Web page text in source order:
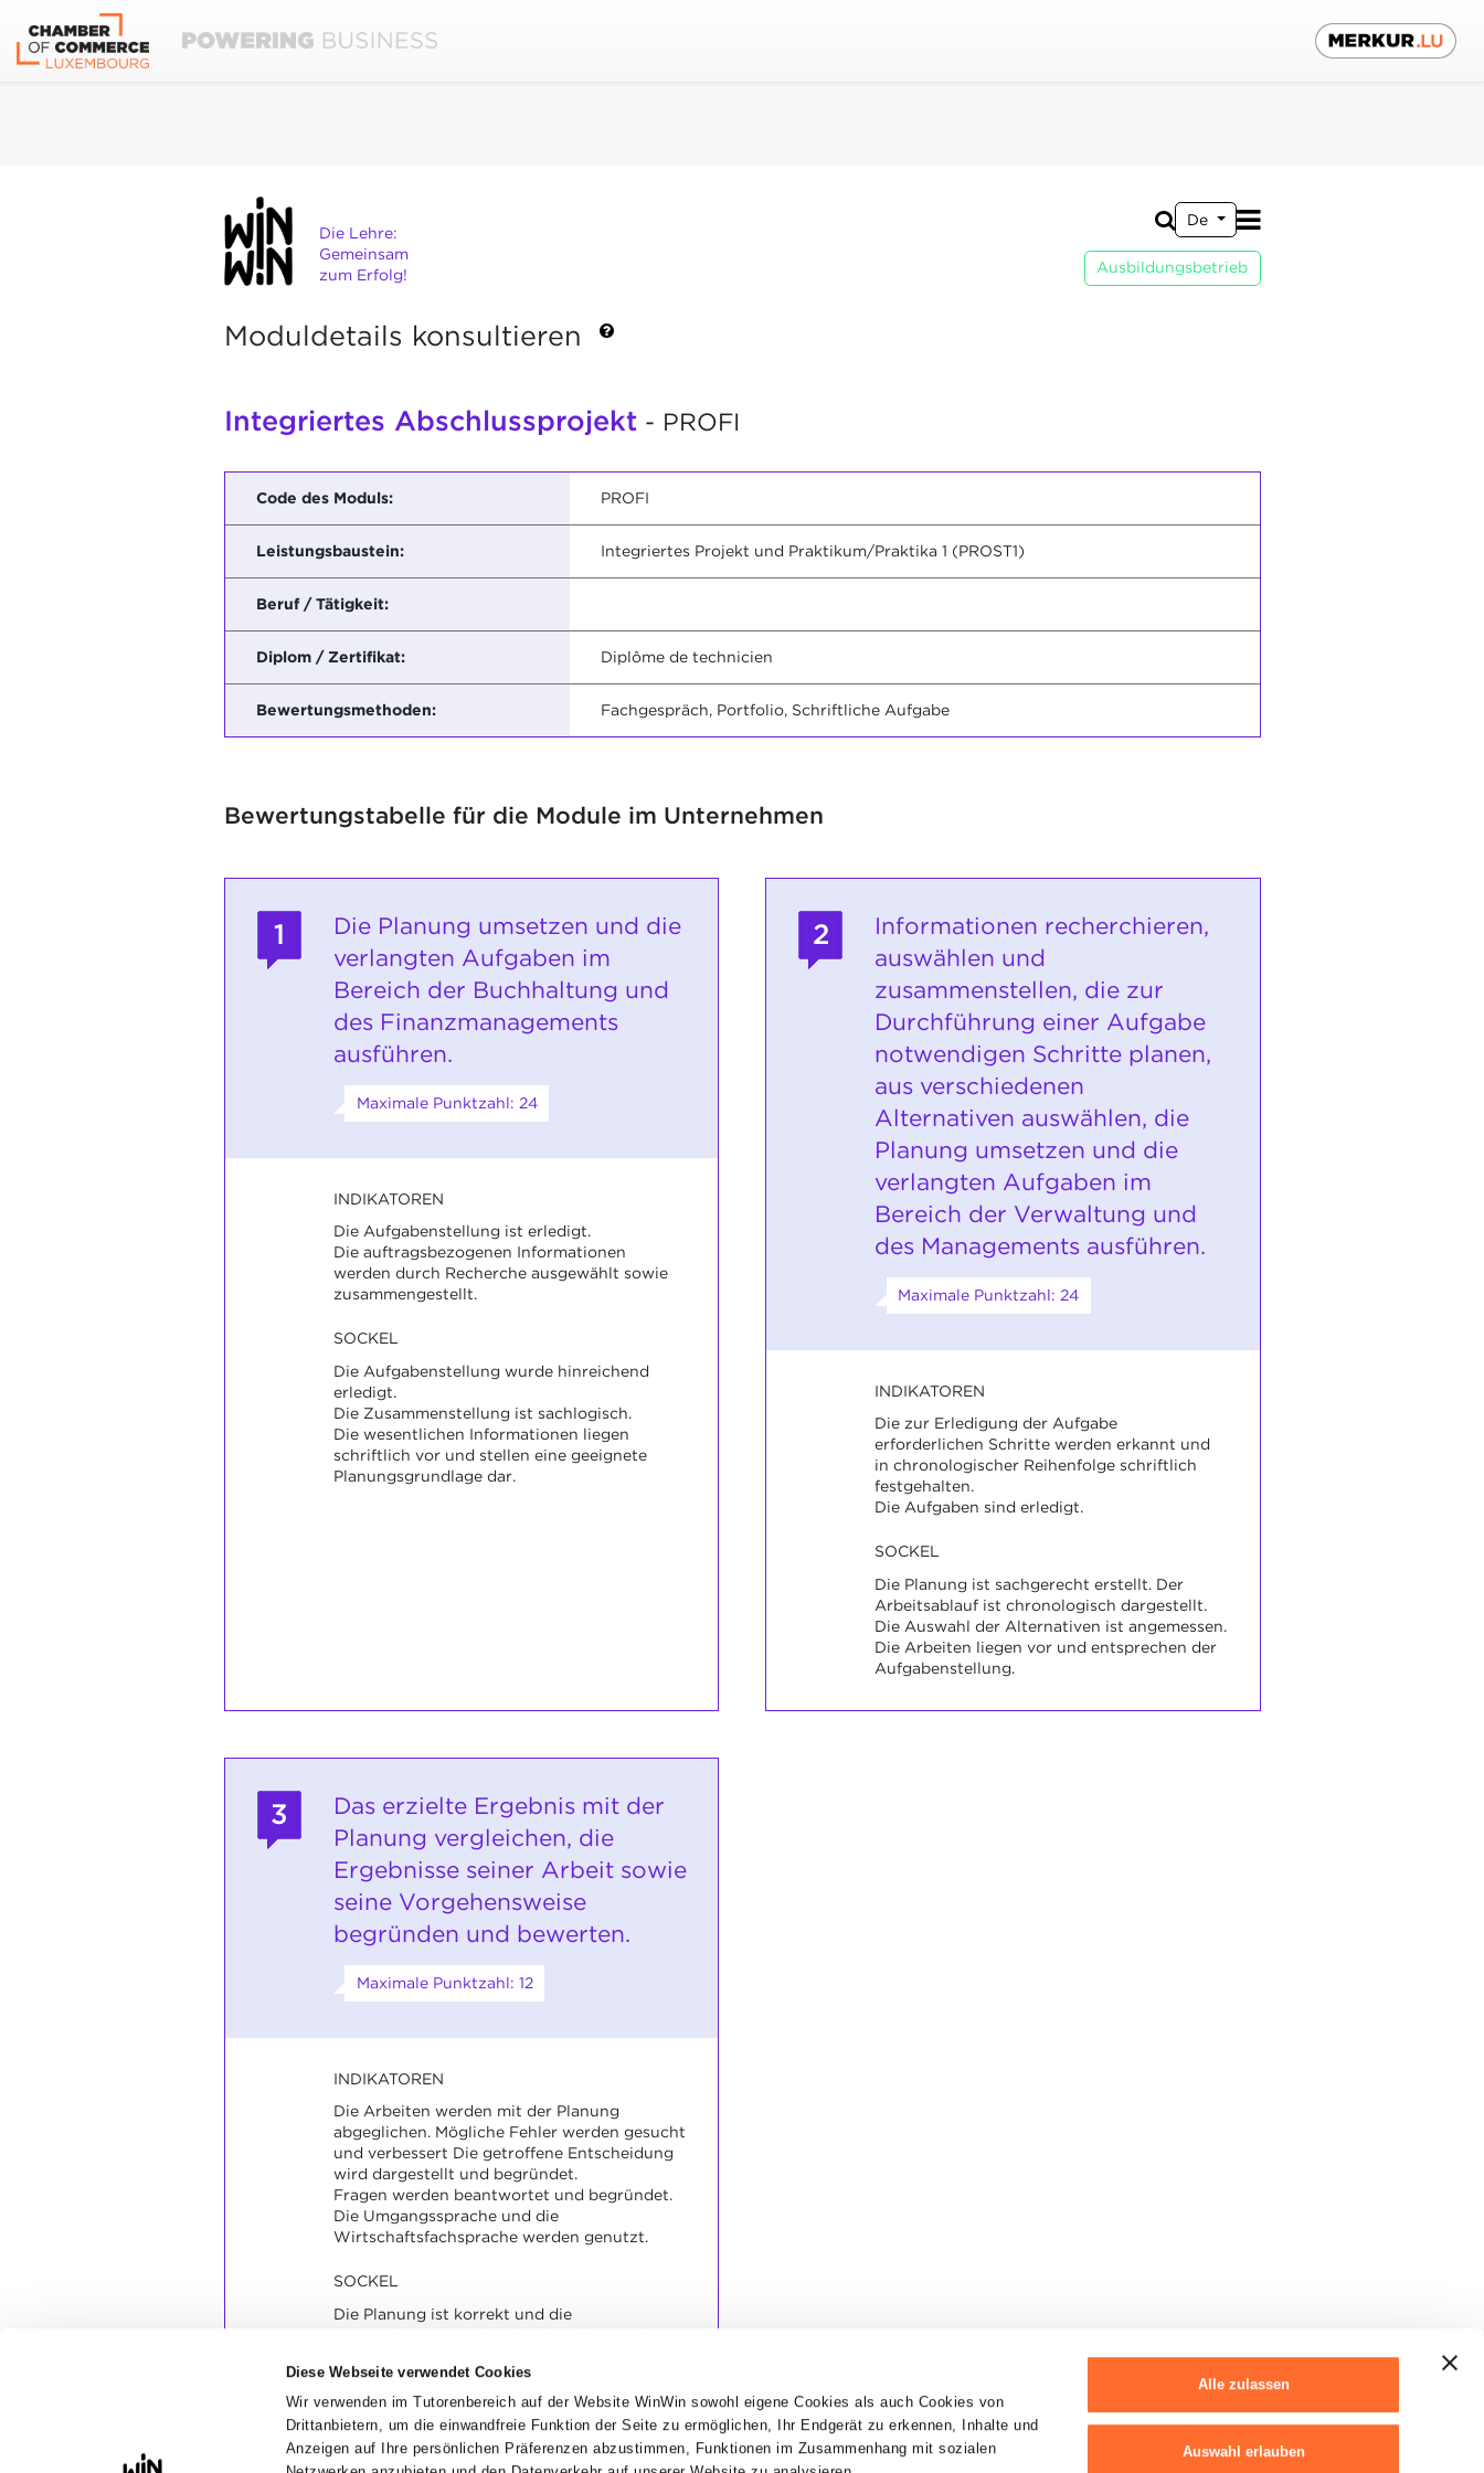
Diese Webseite verwendet Cookies
Wir verwenden im Tutorenbereich auf der Website WinWin sowohl eigene Cookies als auch Cookies von
Drittanbietern, um die einwandfreie Funktion der Seite zu ermöglichen, Ihr Endgerät zu erkennen, Inhalte und
Anzeigen auf Ihre persönlichen Präferenzen abzustimmen, Funktionen im Zusammenhang mit sozialen
Alle zulassen
Auswahl erlauben
Die Lehre:
Gemeinsam
zum Erfolg!
De
Ausbildungsbetrieb
Moduldetails konsultieren
Integriertes Abschlussprojekt- PROFI
Code des Moduls: PROFI
Leistungsbaustein: Integriertes Projekt und Praktikum/Praktika 1 (PROST1)
Beruf / Tätigkeit:
Diplom / Zertifikat: Diplôme de technicien
Bewertungsmethoden: Fachgespräch, Portfolio, Schriftliche Aufgabe
Bewertungstabelle für die Module im Unternehmen
1
Die Planung umsetzen und die
verlangten Aufgaben im
Bereich der Buchhaltung und
des Finanzmanagements
ausführen.
Maximale Punktzahl: 24
INDIKATOREN
Die Aufgabenstellung ist erledigt.
Die auftragsbezogenen Informationen
werden durch Recherche ausgewählt sowie
zusammengestellt.
SOCKEL
Die Aufgabenstellung wurde hinreichend
erledigt.
Die Zusammenstellung ist sachlogisch.
Die wesentlichen Informationen liegen
schriftlich vor und stellen eine geeignete
Planungsgrundlage dar.
2
Informationen recherchieren,
auswählen und
zusammenstellen, die zur
Durchführung einer Aufgabe
notwendigen Schritte planen,
aus verschiedenen
Alternativen auswählen, die
Planung umsetzen und die
verlangten Aufgaben im
Bereich der Verwaltung und
des Managements ausführen.
Maximale Punktzahl: 24
INDIKATOREN
Die zur Erledigung der Aufgabe
erforderlichen Schritte werden erkannt und
in chronologischer Reihenfolge schriftlich
festgehalten.
Die Aufgaben sind erledigt.
SOCKEL
Die Planung ist sachgerecht erstellt. Der
Arbeitsablauf ist chronologisch dargestellt.
Die Auswahl der Alternativen ist angemessen.
Die Arbeiten liegen vor und entsprechen der
Aufgabenstellung.
3
Das erzielte Ergebnis mit der
Planung vergleichen, die
Ergebnisse seiner Arbeit sowie
seine Vorgehensweise
begründen und bewerten.
Maximale Punktzahl: 12
INDIKATOREN
Die Arbeiten werden mit der Planung
abgeglichen. Mögliche Fehler werden gesucht
und verbessert Die getroffene Entscheidung
wird dargestellt und begründet.
Fragen werden beantwortet und begründet.
Die Umgangssprache und die
Wirtschaftsfachsprache werden genutzt.
SOCKEL
Die Planung ist korrekt und die
Die Fragen sind kohärent beantwortet.
Die Umgangssprache und die
Wirtschaftsfachsprache werden korrekt
genutzt.